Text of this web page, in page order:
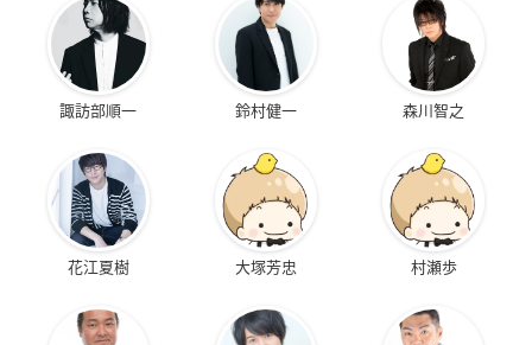
諏訪部順一 鈴村健一 森川智之
花江夏樹 大塚芳忠 村瀬歩